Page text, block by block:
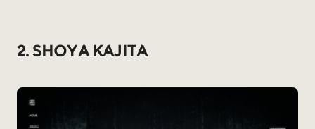
2. SHOYA KAJITA